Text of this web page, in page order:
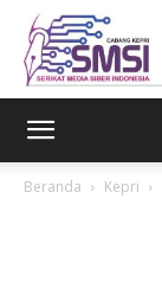
Beranda Kepri